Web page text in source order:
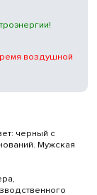
черный с
Мужская
воздушной